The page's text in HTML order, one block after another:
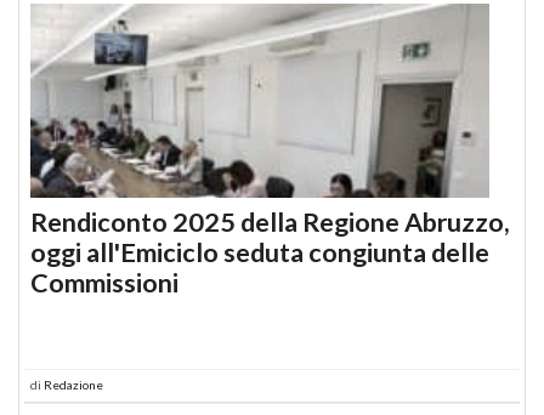
Rendiconto 2025 della Regione Abruzzo,
oggi all'Emiciclo seduta congiunta delle
Commissioni
di Redazione